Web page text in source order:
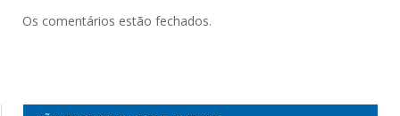
Os comentários estão fechados.